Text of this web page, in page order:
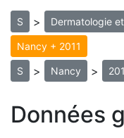
S > Dermatologie
Nancy + 2011
S > Nancy >
Données